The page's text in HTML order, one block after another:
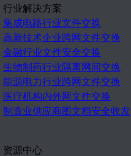
行业解决方案
集成电路行业文件交换
高新技术企业跨网文件交换
金融行业文件安全交换
生物制药行业隔离网间交换
能源电力行业跨网文件交换
医疗机构内外网文件交换
制造业供应商图文档安全收发
资源中心